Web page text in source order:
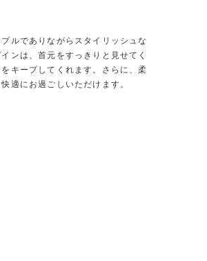
ルでありながらスタイリッシュな
ンは、首元をすっきりと見せてく
キープしてくれます。さらに、柔
適にお過ごしいただけます。